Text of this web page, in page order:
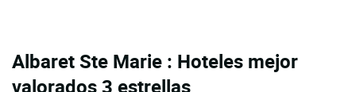
Albaret Ste Marie : Hoteles mejor
valorados 3 estrellas